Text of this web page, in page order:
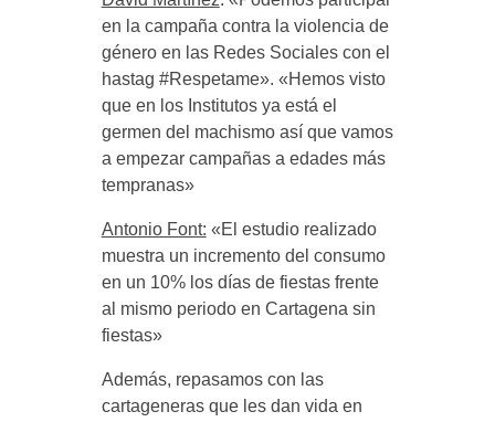
en la campaña contra la violencia de
género en las Redes Sociales con el
hastag #Respetame». «Hemos visto
que en los Institutos ya está el
germen del machismo así que vamos
a empezar campañas a edades más
tempranas»
Antonio Font: «El estudio realizado
muestra un incremento del consumo
en un 10% los días de fiestas frente
al mismo periodo en Cartagena sin
fiestas»
Además, repasamos con las
cartageneras que les dan vida en